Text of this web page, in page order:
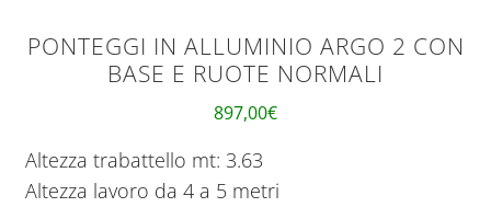
PONTEGGI IN ALLUMINIO ARGO 2 CON
BASE E RUOTE NORMALI
897,00€
Altezza trabattello mt: 3.63
Altezza lavoro da 4 a 5 metri